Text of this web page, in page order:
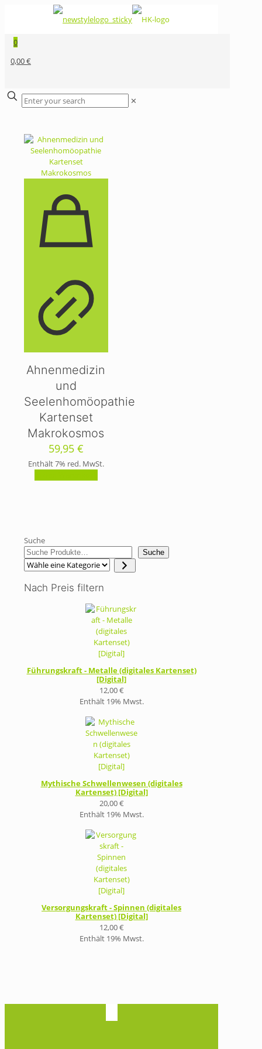
0
0,00 €
✕
Ahnenmedizin
und
Seelenhomöopathie
Kartenset
Makrokosmos
59,95 €
Enthält 7% red. MwSt.
Suche
Suche
Wähle
eine
Kategorie
Nach Preis filtern
Führungskraft - Metalle (digitales Kartenset)
[Digital]
12,00€
Enthält 19% Mwst.
Mythische Schwellenwesen (digitales
Kartenset) [Digital]
20,00€
Enthält 19% Mwst.
Versorgungskraft - Spinnen (digitales
Kartenset) [Digital]
12,00€
Enthält 19% Mwst.